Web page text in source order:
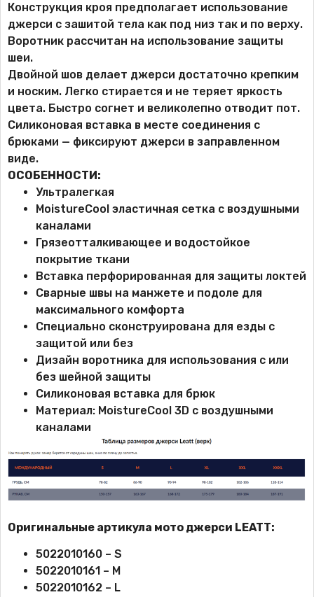
Конструкция кроя предполагает использование
джерси с зашитой тела как под низ так и по верху.
Воротник рассчитан на использование защиты
шеи.
Двойной шов делает джерси достаточно крепким
и носким. Легко стирается и не теряет яркость
цвета. Быстро согнет и великолепно отводит пот.
Силиконовая вставка в месте соединения с
брюками — фиксируют джерси в заправленном
виде.
ОСОБЕННОСТИ:
Ультралегкая
MoistureCool эластичная сетка с воздушными
каналами
Грязеотталкивающее и водостойкое
покрытие ткани
Вставка перфорированная для защиты локтей
Сварные швы на манжете и подоле для
максимального комфорта
Специально сконструирована для езды с
защитой или без
Дизайн воротника для использования с или
без шейной защиты
Силиконовая вставка для брюк
Материал: MoistureCool 3D с воздушными
каналами
Оригинальные артикула мото джерси LEATT:
5022010160 – S
5022010161 – M
5022010162 – L